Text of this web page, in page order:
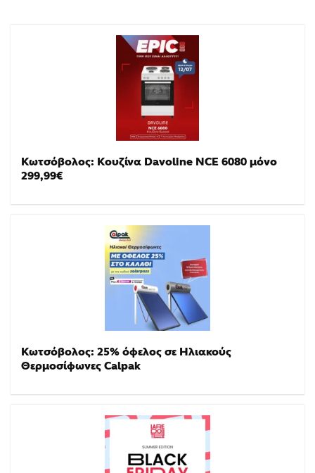
Κωτσόβολος: Κουζίνα Davoline NCE 6080 μόνο
299,99€
Κωτσόβολος: 25% όφελος σε Ηλιακούς
Θερμοσίφωνες Calpak